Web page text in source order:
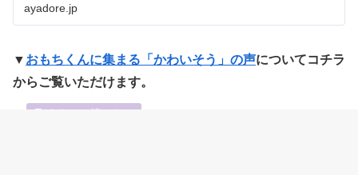
おもちくんに集まる「かわいそう」の声についてコチラ
からご覧いただけます。